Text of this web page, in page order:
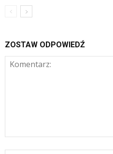
ZOSTAW ODPOWIEDŹ